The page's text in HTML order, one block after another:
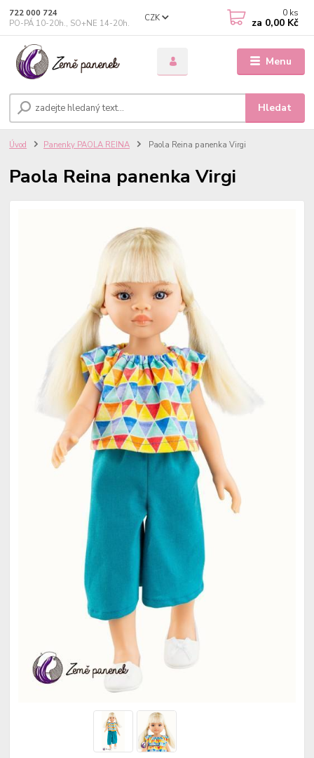
Menu
CZK
Hledat
722 000 724
PO-PÁ 10-20h., SO+NE 14-20h.
0 ks
za 0,00 Kč
Úvod Panenky PAOLA REINA Paola Reina panenka Virgi
Paola Reina panenka Virgi